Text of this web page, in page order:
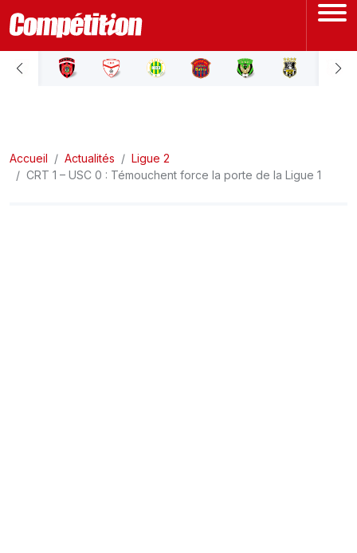
ACCUEIL
LIGUE 2
Accueil Actualités
Ligue 2
CRT 1 – USC 0 : Témouchent force la porte de la Ligue 1